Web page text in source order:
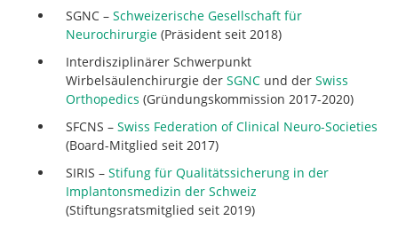
SGNC – Schweizerische Gesellschaft für
Neurochirurgie(Präsident seit 2018)
Interdisziplinärer Schwerpunkt
Wirbelsäulenchirurgie der SGNCund der Swiss
Orthopedics (Gründungskommission 2017-2020)
SFCNS –Swiss Federation of Clinical Neuro-Societies
(Board-Mitglied seit 2017)
SIRIS – Stifung für Qualitätssicherung in der
Implantonsmedizin der Schweiz
(Stiftungsratsmitglied seit 2019)